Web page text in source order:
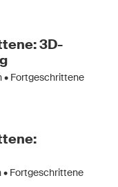
3D-
• Fortgeschrittene
• Fortgeschrittene